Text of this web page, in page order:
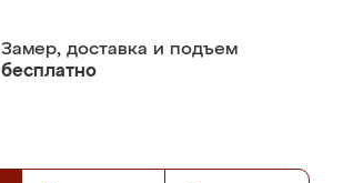
Замер, доставка и подъем
бесплатно